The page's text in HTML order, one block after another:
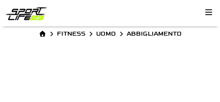
FITNESS UOMO ABBIGLIAMENTO